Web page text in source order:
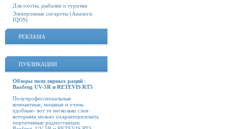
Для охоты, рыбалки и туризма
Электронные сигареты (Аналоги
IQOS)
РЕКЛАМА
ПУБЛИКАЦИИ
Обзоры популярных раций -
Baofeng UV-5R и RETEVIS RT5
Полупрофессиональные
компактные, мощные и очень
удобные- вот те несколько слов
которыми можно охарактеризовать
портативные радиостанции